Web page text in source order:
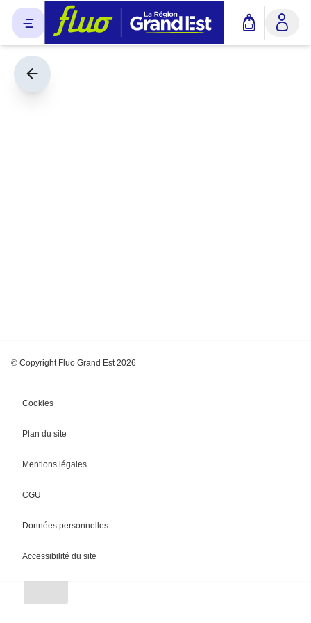
Chargement
© Copyright Fluo Grand Est 2026
Cookies
Plan du site
Mentions légales
CGU
Données personnelles
Accessibilité du site